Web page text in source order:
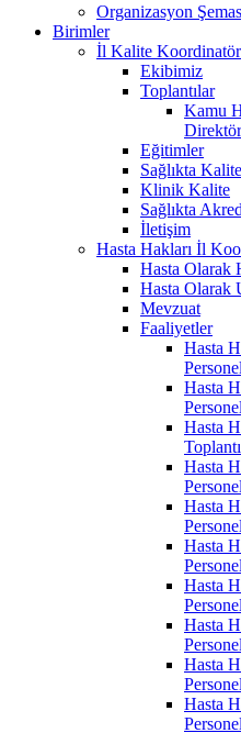
Organizasyon
Birimler
İl Kalite
Ekibimiz
Toplantılar
Kamu
Eğitimler
Sağlıkta Kalite
Klinik Kalite
Sağlıkta
İletişim
Hasta Hakları İl
Hasta Olarak
Hasta Olarak
Mevzuat
Faaliyetler
Hasta
Hasta
Hasta
Hasta
Hasta
Hasta
Hasta
Hasta
Hasta
Hasta